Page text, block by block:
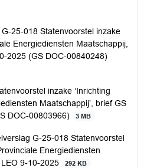
25-018 Statenvoorstel inzake
Energiediensten Maatschappij,
2025 (GS DOC-00840248)
inzake ‘Inrichting
Maatschappij’, brief GS
DOC-00803966)
3 MB
G-25-018 Statenvoorstel
Energiediensten
9-10-2025
292 KB